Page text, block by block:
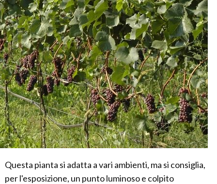
Questa pianta si adatta a vari ambienti, ma si consiglia,
per l'esposizione, un punto luminoso e colpito